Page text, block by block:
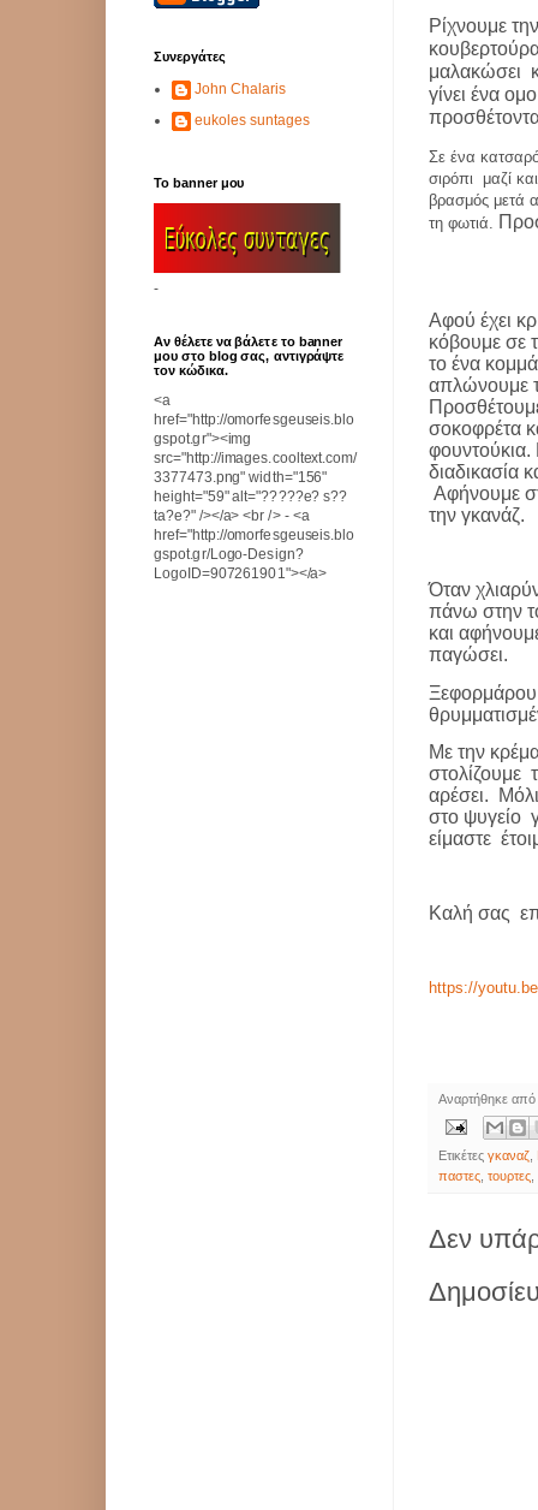
Ρίχνουμε
μαλακώσει
γίνει ένα
Σε ένα
σιρόπι
μαζί
βρασμός μετά
τη φωτιά.
Αφού έχει
κόβουμε σε
το ένα
απλώνουμε
σοκοφρέτα
διαδικασία
Αφήνουμε
την γκανάζ.
Όταν
πάνω στην
και
παγώσει.
Με την
στολίζουμε
αρέσει.
στο ψυγείο
είμαστε
Καλή σας
https://
Αναρτήθηκε
Ετικέτεςγκαναζ
παστες ,τουρτες
Δεν
Συνεργάτες
John Chalaris
eukoles suntages
Το banner μου
-
Αν θέλετε να βάλετε το banner
μου στο blog σας, αντιγράψτε
τον κώδικα.
<a
href="http://omorfesgeuseis.blo
gspot.gr"><img
src="http://images.cooltext.com/
3377473.png" width="156"
height="59" alt="?????e? s??
ta?e?" /></a> <br /> - <a
href="http://omorfesgeuseis.blo
gspot.gr/Logo-Design?
LogoID=907261901"></a>